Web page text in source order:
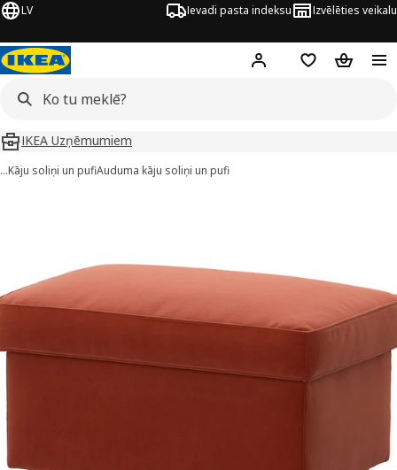
LV Ievadi pasta indeksu Izvēlēties veikalu
Hej! Pierakstīties
PirkumuPirkumu
IKEA Uzņēmumiem
…Kāju soliņi un pufiAuduma kāju soliņi un pufi